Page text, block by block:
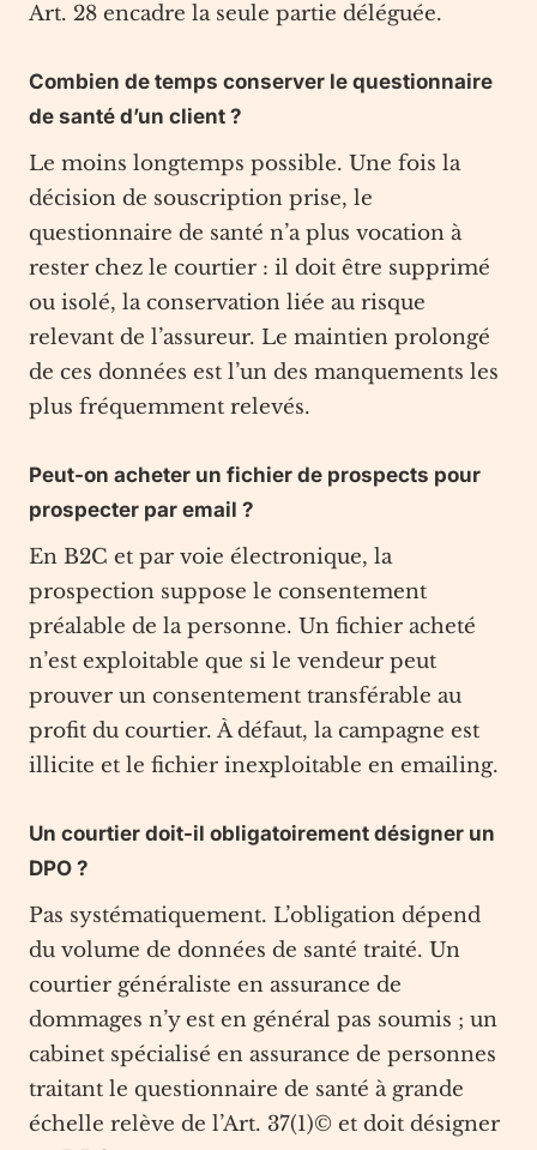
Art. 28 encadre la seule partie déléguée.
Combien de temps conserver le questionnaire
de santé d’un client ?
Le moins longtemps possible. Une fois la
décision de souscription prise, le
questionnaire de santé n’a plus vocation à
rester chez le courtier : il doit être supprimé
ou isolé, la conservation liée au risque
relevant de l’assureur. Le maintien prolongé
de ces données est l’un des manquements les
plus fréquemment relevés.
Peut-on acheter un fichier de prospects pour
prospecter par email ?
En B2C et par voie électronique, la
prospection suppose le consentement
préalable de la personne. Un fichier acheté
n’est exploitable que si le vendeur peut
prouver un consentement transférable au
profit du courtier. À défaut, la campagne est
illicite et le fichier inexploitable en emailing.
Un courtier doit-il obligatoirement désigner un
DPO ?
Pas systématiquement. L’obligation dépend
du volume de données de santé traité. Un
courtier généraliste en assurance de
dommages n’y est en général pas soumis ; un
cabinet spécialisé en assurance de personnes
traitant le questionnaire de santé à grande
échelle relève de l’Art. 37(1)© et doit désigner